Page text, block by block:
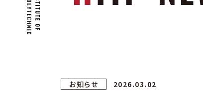
お知らせ 2026.03.02